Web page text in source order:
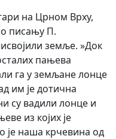
на Црном Врху,
писању П.
земље. »Док
пањева
га у земљане лонце
им је дотична
су вадили лонце и
из којих је
је наша крчевина од